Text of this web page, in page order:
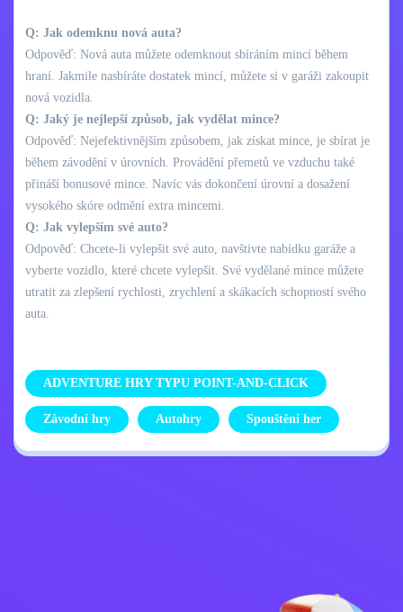
Q: Jak odemknu nová auta?
Odpověď: Nová auta můžete odemknout sbíráním mincí během
hraní. Jakmile nasbíráte dostatek mincí, můžete si v garáži zakoupit
nová vozidla.
Q: Jaký je nejlepší způsob, jak vydělat mince?
Odpověď: Nejefektivnějším způsobem, jak získat mince, je sbírat je
během závodění v úrovních. Provádění přemetů ve vzduchu také
přináší bonusové mince. Navíc vás dokončení úrovní a dosažení
vysokého skóre odmění extra mincemi.
Q: Jak vylepším své auto?
Odpověď: Chcete-li vylepšit své auto, navštivte nabídku garáže a
vyberte vozidlo, které chcete vylepšit. Své vydělané mince můžete
utratit za zlepšení rychlosti, zrychlení a skákacích schopností svého
auta.
ADVENTURE HRY TYPU POINT-AND-CLICK
Závodní hry Autohry Spouštění her